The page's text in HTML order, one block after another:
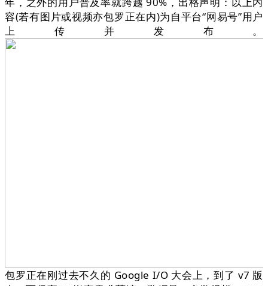
容(若有图片或视频亦包罗正在内)为自平台“网易号”用户
上传并发布。
包罗正在刚过去不久的 Google I/O 大会上，到了 v7 版